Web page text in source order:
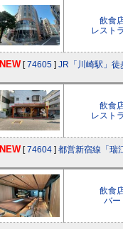
飲食
レスト
NEW [74605 ] JR「川崎駅」
飲食
レスト
NEW [74604 ] 都営新宿線「瑞
飲食
バー